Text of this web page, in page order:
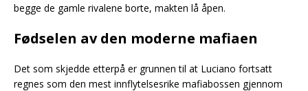
begge de gamle rivalene borte, makten lå åpen.
Fødselen av den moderne mafiaen
Det som skjedde etterpå er grunnen til at Luciano fortsatt
regnes som den mest innflytelsesrike mafiabossen gjennom